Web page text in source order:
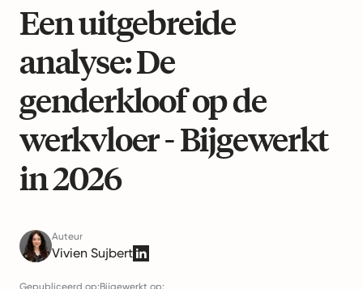
Een uitgebreide
analyse: De
genderkloof op de
werkvloer - Bijgewerkt
in 2026
Auteur
Vivien Sujbert
Gepubliceerd op:Bijgewerkt op: